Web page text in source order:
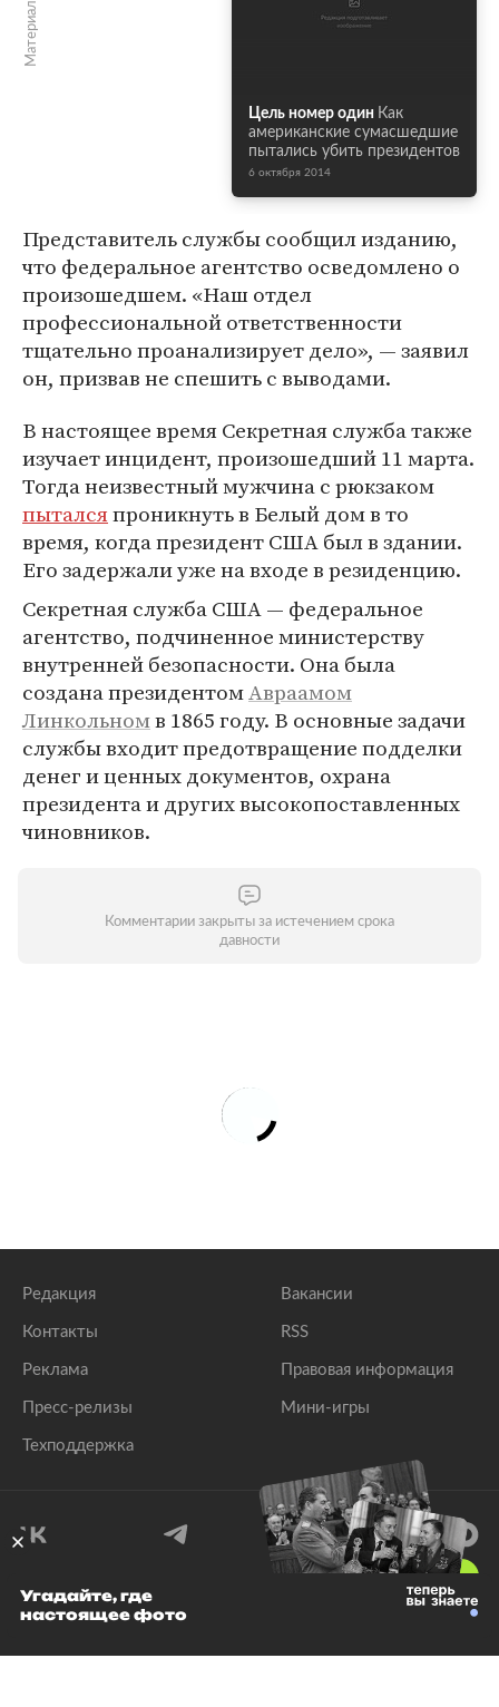
Цель номер один Как
американские сумасшедшие
пытались убить президентов
6 октября 2014
Представитель службы сообщил изданию,
что федеральное агентство осведомлено о
произошедшем. «Наш отдел
профессиональной ответственности
тщательно проанализирует дело», — заявил
он, призвав не спешить с выводами.
В настоящее время Секретная служба также
изучает инцидент, произошедший 11 марта.
Тогда неизвестный мужчина с рюкзаком
пыталсяпроникнуть в Белый дом в то
время, когда президент США был в здании.
Его задержали уже на входе в резиденцию.
Секретная служба США — федеральное
агентство, подчиненное министерству
внутренней безопасности. Она была
создана президентомАвраамом
Линкольномв 1865 году. В основные задачи
службы входит предотвращение подделки
денег и ценных документов, охрана
президента и других высокопоставленных
чиновников.
Комментарии закрыты за истечением срока
давности
Редакция
Контакты
Реклама
Пресс-релизы
Техподдержка
Вакансии
RSS
Правовая информация
Мини-игры
© 1999–2026 Все права защищены.
Угадайте, где
настоящее фото